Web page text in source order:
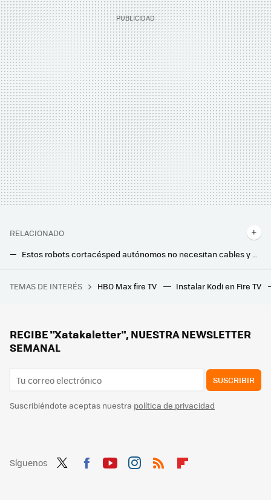
RELACIONADO
Estos robots cortacésped autónomos no necesitan cables y mantienen a raya las malas hierbas hasta en 10.000 m2
Móvil, smartwatch y auriculares por 200 euros: el equipo Xiaomi completo que me compraría con ese presupuesto
TEMAS DE INTERÉS HBO Max fire TV Instalar Kodi en Fire TV
RECIBE "Xatakaletter", NUESTRA NEWSLETTER
SEMANAL
SUSCRIBIR
Suscribiéndote aceptas nuestra política de privacidad
Síguenos